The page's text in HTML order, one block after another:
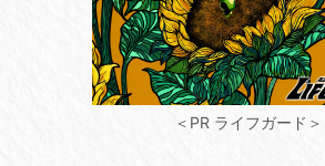
＜PR ライフガード＞